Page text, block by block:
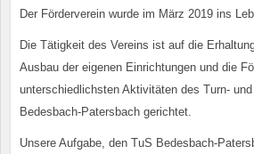
Der Förderverein wurde im März 2019 ins
Die Tätigkeit des Vereins ist auf die
Ausbau der eigenen Einrichtungen und die
unterschiedlichsten Aktivitäten des Turn-
Bedesbach-Patersbach gerichtet.
Unsere Aufgabe, den TuS Bedesbach-